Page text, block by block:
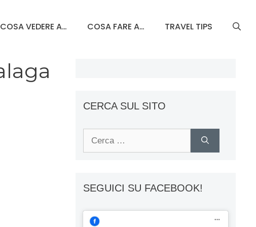
COSA VEDERE A… COSA FARE A… TRAVEL TIPS
CERCA SUL SITO
SEGUICI SU FACEBOOK!